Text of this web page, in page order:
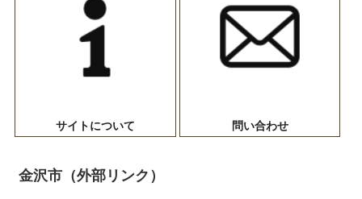
サイトについて 問い合わせ
金沢市（外部リンク）